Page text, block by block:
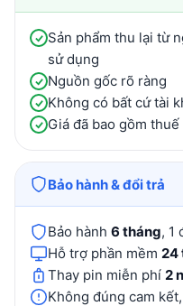
Sản phẩm thu lại từ
sử dụng
Nguồn gốc rõ ràng
Không có bất cứ tài
Giá đã bao gồm thuế
Bảo hành & đổi trả
Bảo hành 6 tháng, 1
Hỗ trợ phần mềm 24
Thay pin miễn phí 2
Không đúng cam